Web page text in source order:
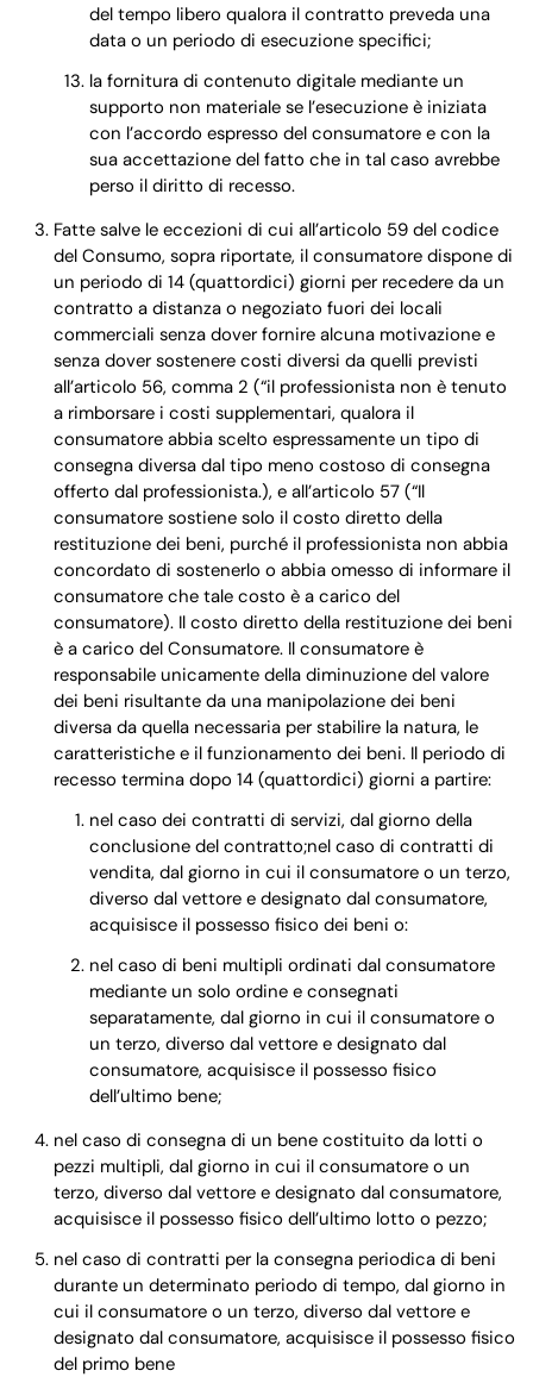
del tempo libero qualora il contratto preveda una
data o un periodo di esecuzione specifici;
la fornitura di contenuto digitale mediante un
supporto non materiale se l’esecuzione è iniziata
con l’accordo espresso del consumatore e con la
sua accettazione del fatto che in tal caso avrebbe
perso il diritto di recesso.
Fatte salve le eccezioni di cui all’articolo 59 del codice
del Consumo, sopra riportate, il consumatore dispone di
un periodo di 14 (quattordici) giorni per recedere da un
contratto a distanza o negoziato fuori dei locali
commerciali senza dover fornire alcuna motivazione e
senza dover sostenere costi diversi da quelli previsti
all’articolo 56, comma 2 (“il professionista non è tenuto
a rimborsare i costi supplementari, qualora il
consumatore abbia scelto espressamente un tipo di
consegna diversa dal tipo meno costoso di consegna
offerto dal professionista.), e all’articolo 57 (“Il
consumatore sostiene solo il costo diretto della
restituzione dei beni, purché il professionista non abbia
concordato di sostenerlo o abbia omesso di informare il
consumatore che tale costo è a carico del
consumatore). Il costo diretto della restituzione dei beni
è a carico del Consumatore. Il consumatore è
responsabile unicamente della diminuzione del valore
dei beni risultante da una manipolazione dei beni
diversa da quella necessaria per stabilire la natura, le
caratteristiche e il funzionamento dei beni. Il periodo di
recesso termina dopo 14 (quattordici) giorni a partire:
nel caso dei contratti di servizi, dal giorno della
conclusione del contratto;nel caso di contratti di
vendita, dal giorno in cui il consumatore o un terzo,
diverso dal vettore e designato dal consumatore,
acquisisce il possesso fisico dei beni o:
nel caso di beni multipli ordinati dal consumatore
mediante un solo ordine e consegnati
separatamente, dal giorno in cui il consumatore o
un terzo, diverso dal vettore e designato dal
consumatore, acquisisce il possesso fisico
dell’ultimo bene;
nel caso di consegna di un bene costituito da lotti o
pezzi multipli, dal giorno in cui il consumatore o un
terzo, diverso dal vettore e designato dal consumatore,
acquisisce il possesso fisico dell’ultimo lotto o pezzo;
nel caso di contratti per la consegna periodica di beni
durante un determinato periodo di tempo, dal giorno in
cui il consumatore o un terzo, diverso dal vettore e
designato dal consumatore, acquisisce il possesso fisico
del primo bene